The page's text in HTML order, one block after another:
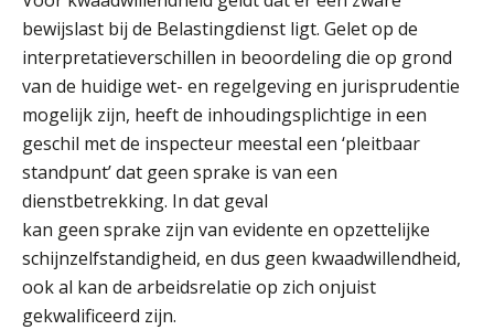
bewijslast bij de Belastingdienst ligt. Gelet op de
interpretatieverschillen in beoordeling die op grond
van de huidige wet- en regelgeving en jurisprudentie
mogelijk zijn, heeft de inhoudingsplichtige in een
geschil met de inspecteur meestal een ‘pleitbaar
standpunt’ dat geen sprake is van een
dienstbetrekking. In dat geval
kan geen sprake zijn van evidente en opzettelijke
schijnzelfstandigheid, en dus geen kwaadwillendheid,
ook al kan de arbeidsrelatie op zich onjuist
gekwalificeerd zijn.
11
AUG
Practical Diploma in Payroll Administration (PDL®)
Markus Verbeek Praehep
14
AUG
Markus Verbeek Praehep
17
AUG
Markus Verbeek Praehep